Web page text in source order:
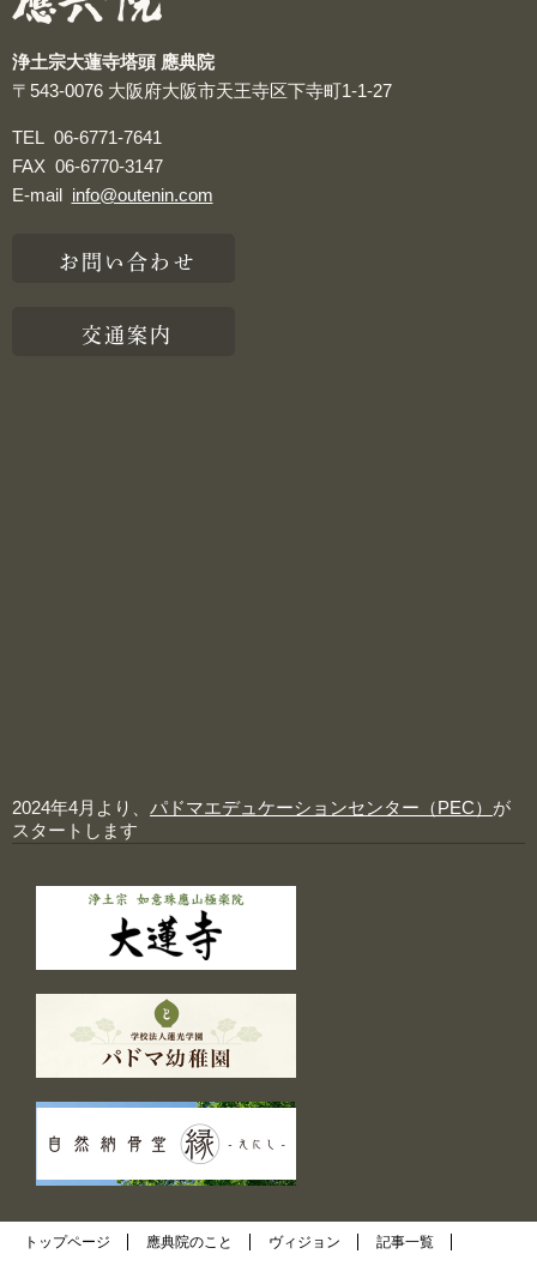
浄土宗大蓮寺塔頭 應典院
〒543-0076 大阪府大阪市天王寺区下寺町1-1-27
TEL 06-6771-7641
FAX 06-6770-3147
E-mail info@outenin.com
お問い合わせ
交通案内
2024年4月より、 パドマエデュケーションセンター（PEC） が
スタートします
トップページ 應典院のこと ヴィジョン 記事一覧